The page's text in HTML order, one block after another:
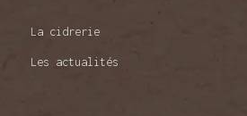
La cidrerie
Les actualités